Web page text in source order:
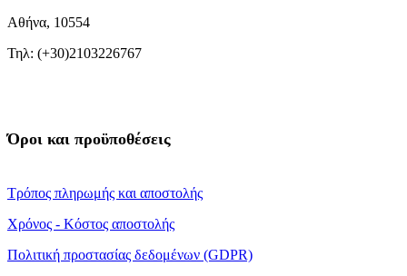
Αθήνα, 10554
Τηλ: (+30)2103226767
Όροι και προϋποθέσεις
Τρόπος πληρωμής και αποστολής
Χρόνος - Κόστος αποστολής
Πολιτική προστασίας δεδομένων (GDPR)